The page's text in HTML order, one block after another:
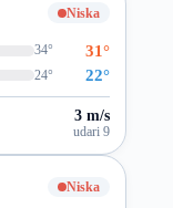
Niska
34° 31°
24° 22°
3 m/s
udari 9
Niska